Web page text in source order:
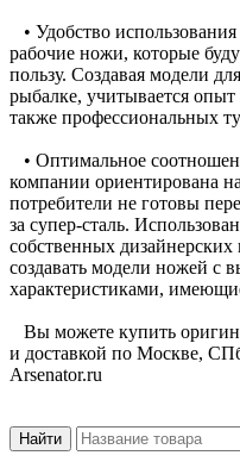
• Удобство
рабочие ножи, которые
пользу. Создавая модели
рыбалке, учитывается
также профессиональных
• Оптимальное
компании ориентирована
потребители не готовы
за супер-сталь.
собственных
создавать модели ножей с
характеристиками,
Вы можете купить
и доставкой по Москве,
Arsenator.ru